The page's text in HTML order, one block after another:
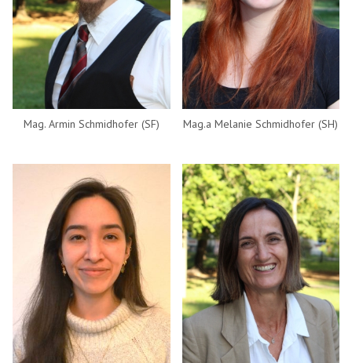
Mag. Armin Schmidhofer (SF) Mag.a Melanie Schmidhofer (SH)